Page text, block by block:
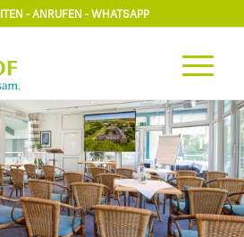
-ANRUFEN -WHATSAPP